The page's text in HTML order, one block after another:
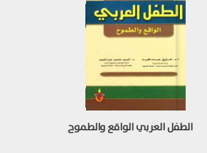
الطفل العربي الواقع والطموح